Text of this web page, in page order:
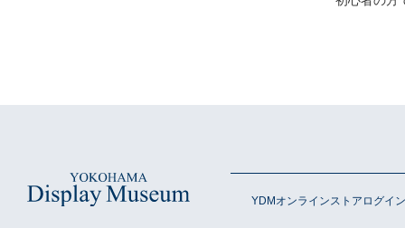
YDMオンラインストアログイン